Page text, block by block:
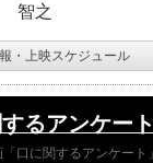
智之
・上映スケジュール
るアンケー
口に関するアンケート